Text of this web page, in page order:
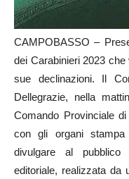
CAMPOBASSO –
dei Carabinieri 2023
sue declinazioni. Il
Dellegrazie, nella
Comando Provinciale
con gli organi
divulgare al pubblico
editoriale, realizzata da